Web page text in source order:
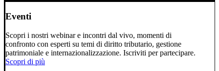
Eventi
Scopri i nostri webinar e incontri dal vivo, momenti di
confronto con esperti su temi di diritto tributario, gestione
patrimoniale e internazionalizzazione. Iscriviti per partecipare.
Scopri di più